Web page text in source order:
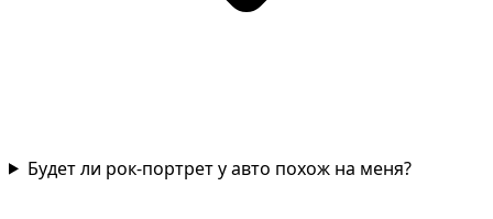
Будет ли рок-портрет у авто похож на меня?